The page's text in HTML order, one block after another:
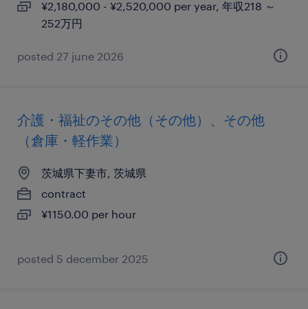
¥2,180,000 - ¥2,520,000 per year, 年収218 ～
252万円
posted 27 june 2026
介護・福祉のその他（その他）、その他
（倉庫・軽作業）
茨城県下妻市, 茨城県
contract
¥1150.00 per hour
posted 5 december 2025